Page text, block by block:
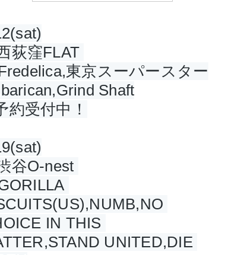
荻窪FLAT
東京スーパースター
Shaft
約受付中！
谷O-nest
IN THIS
UNITED,DIE